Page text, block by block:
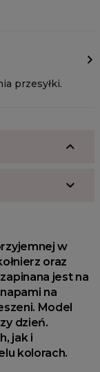
przesyłki.
w
oraz
jest na
na
Model
dzień.
jak i
kolorach.